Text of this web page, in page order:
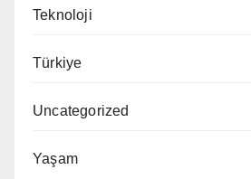
Teknoloji
Türkiye
Uncategorized
Yaşam